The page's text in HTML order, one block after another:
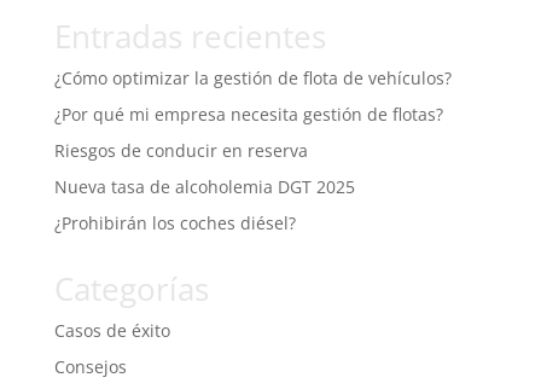
Entradas recientes
¿Cómo optimizar la gestión de flota de vehículos?
¿Por qué mi empresa necesita gestión de flotas?
Riesgos de conducir en reserva
Nueva tasa de alcoholemia DGT 2025
¿Prohibirán los coches diésel?
Categorías
Casos de éxito
Consejos